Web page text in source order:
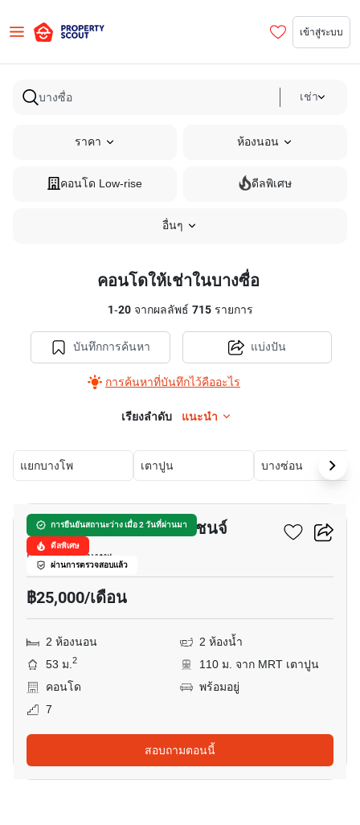
เข้าสู่ระบบ
เช่า
ราคา ห้องนอน
คอนโด Low-rise ดีลพิเศษ
อื่นๆ
คอนโดให้เช่าในบางซื่อ
1-20จากผลลัพธ์ 715รายการ
บันทึกการค้นหา
การค้นหาที่บันทึกไว้คืออะไร
แบ่งปัน
เรียงลำดับ แนะนำ
แยกบางโพ เตาปูน บางซ่อน
การยืนยันสถานะว่าง เมื่อ 2 วันที่ผ่านมา
ดีลพิเศษ
ผ่านการตรวจสอบแล้ว
คอนโด ชีวาทัย อินเตอร์เชนจ์
เตาปูน, กรุงเทพ
฿25,000/เดือน
2 ห้องนอน
2 ห้องน้ำ
53 ม.2
110 ม. จาก MRT เตาปูน
คอนโด
พร้อมอยู่
7
สอบถามตอนนี้